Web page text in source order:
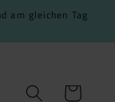
am gleichen Tag
Cart